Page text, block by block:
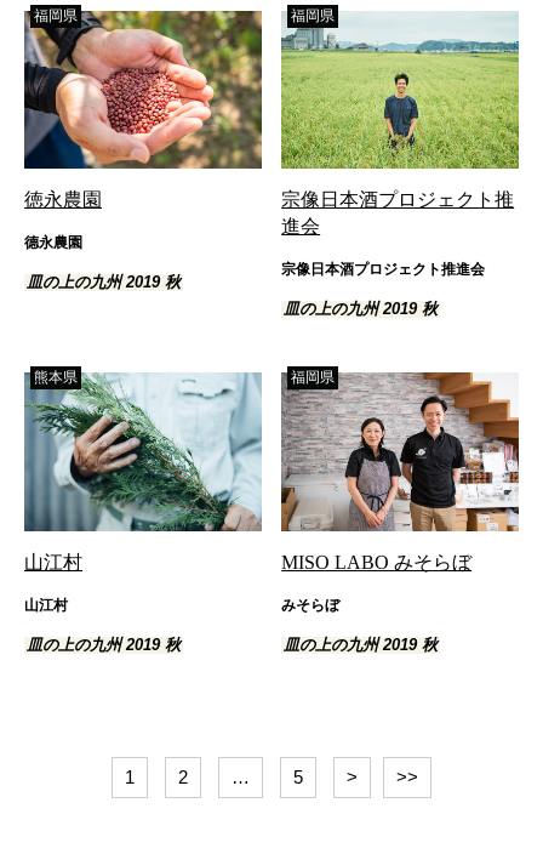
福岡県
徳永農園
德永農園
皿の上の九州 2019 秋
福岡県
宗像日本酒プロジェクト推
進会
宗像日本酒プロジェクト推進会
皿の上の九州 2019 秋
熊本県
山江村
山江村
皿の上の九州 2019 秋
福岡県
MISO LABO みそらぼ
みそらぼ
皿の上の九州 2019 秋
1 2 … 5 > >>